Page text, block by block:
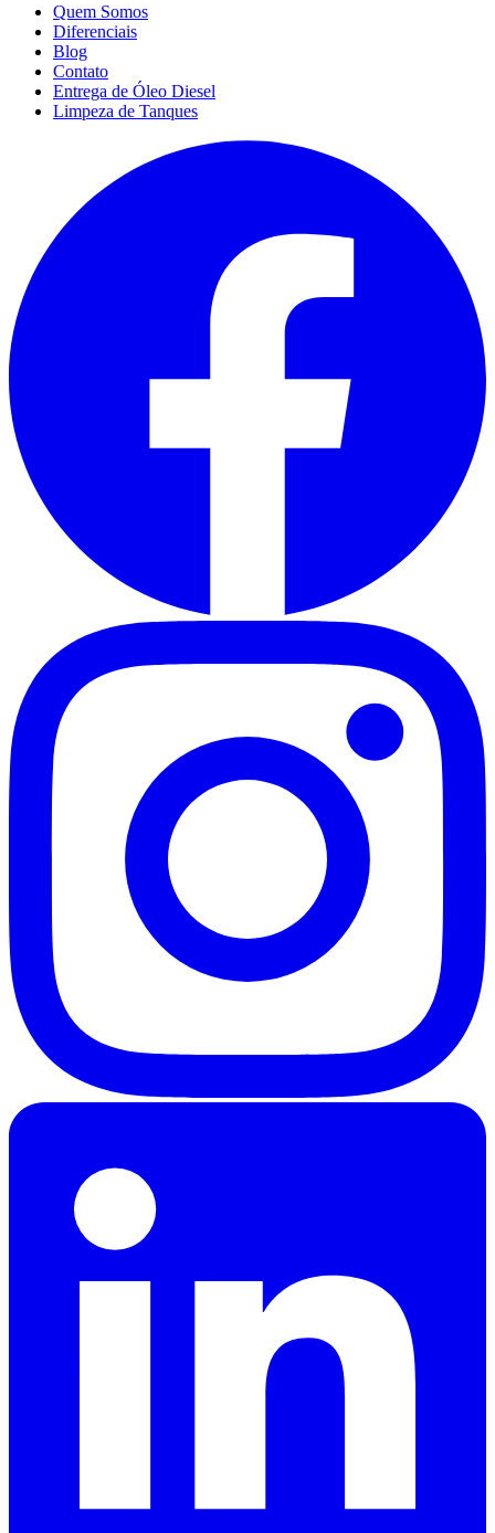
Quem Somos
Diferenciais
Blog
Contato
Entrega de Óleo Diesel
Limpeza de Tanques